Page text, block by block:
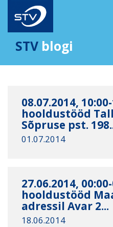
STV blogi
08.07.2014,
hooldustööd
Sõpruse pst.
01.07.2014
27.06.2014,
hooldustööd
adressil Avar 2...
18.06.2014